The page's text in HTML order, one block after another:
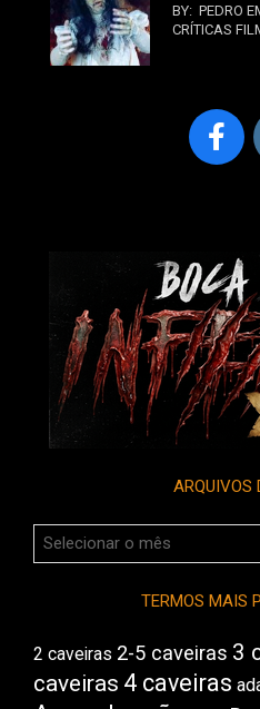
BY: PEDRO
CRÍTICAS
ARQUIVOS
Arquivos
do
TERMOS MAIS
2 caveiras 2-5 caveiras 3
caveiras 4 caveiras